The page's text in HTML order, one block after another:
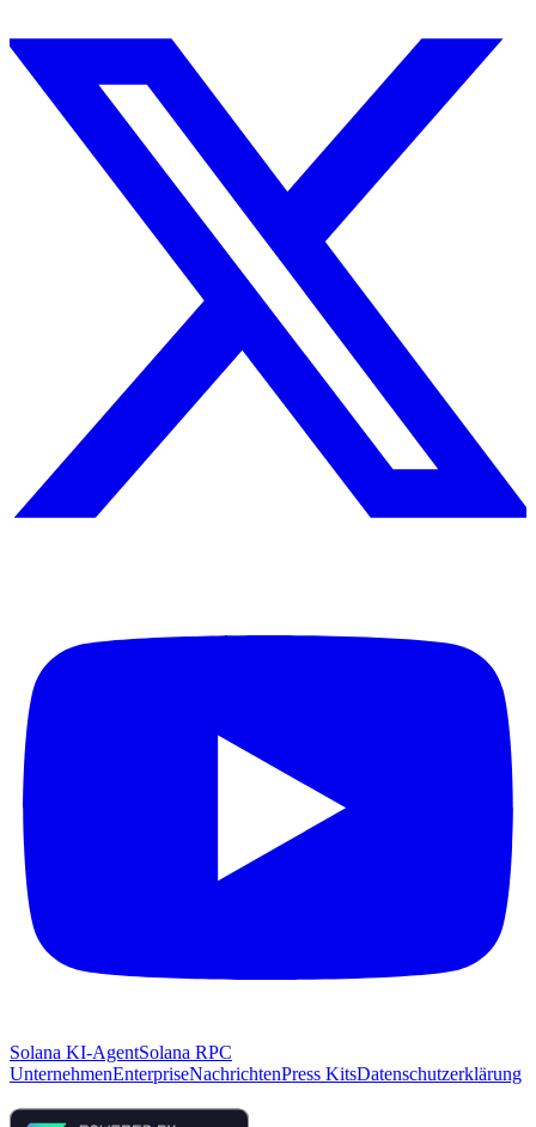
Solana KI-AgentSolana RPC
UnternehmenEnterpriseNachrichtenPress KitsDatenschutzerklärung